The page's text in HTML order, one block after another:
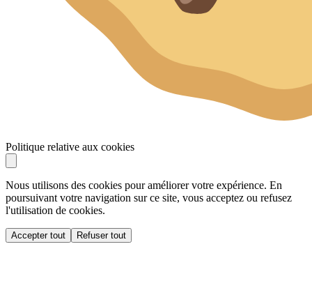
Politique relative aux cookies
Nous utilisons des cookies pour améliorer votre expérience. En
poursuivant votre navigation sur ce site, vous acceptez ou refusez
l'utilisation de cookies.
Accepter tout Refuser tout